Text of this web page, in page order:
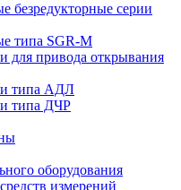
безредукторные серии
типа SGR-M
для привода открывания
типа АДЛ
типа ДЧР
оборудования
измерений